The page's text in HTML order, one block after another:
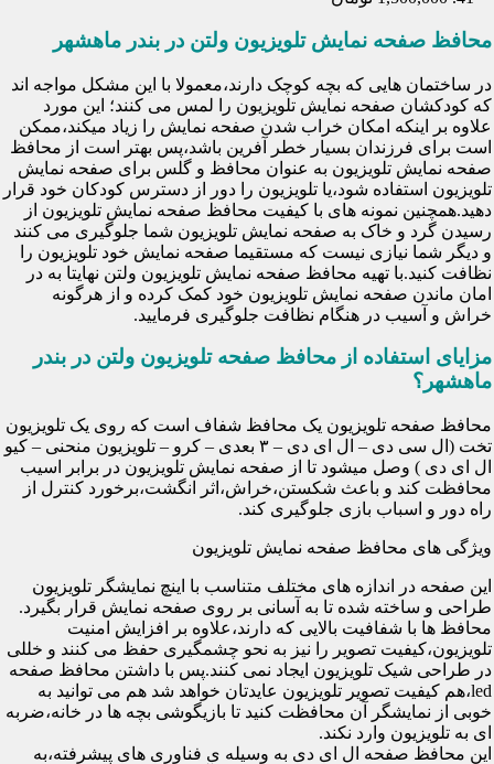
محافظ صفحه نمایش تلویزیون ولتن در بندر ماهشهر
در ساختمان هایی که بچه کوچک دارند،معمولا با این مشکل مواجه اند
که کودکشان صفحه نمایش تلویزیون را لمس می کنند؛ این مورد
علاوه بر اینکه امکان خراب شدن صفحه نمایش را زیاد میکند،ممکن
است برای فرزندان بسیار خطر آفرین باشد،پس بهتر است از محافظ
صفحه نمایش تلویزیون به عنوان محافظ و گلس برای صفحه نمایش
تلویزیون استفاده شود،یا تلویزیون را دور از دسترس کودکان خود قرار
دهید.همچنین نمونه های با کیفیت محافظ صفحه نمایش تلویزیون از
رسیدن گرد و خاک به صفحه نمایش تلویزیون شما جلوگیری می کنند
و دیگر شما نیازی نیست که مستقیما صفحه نمایش خود تلویزیون را
نظافت کنید.با تهیه محافظ صفحه نمایش تلویزیون ولتن نهایتا به در
امان ماندن صفحه نمایش تلویزیون خود کمک کرده و از هرگونه
خراش و آسیب در هنگام نظافت جلوگیری فرمایید.
مزایای استفاده از محافظ صفحه تلویزیون ولتن در بندر
ماهشهر؟
محافظ صفحه تلویزیون یک محافظ شفاف است که روی یک تلویزیون
تخت (ال سی دی – ال ای دی – ۳ بعدی – کرو – تلویزیون منحنی – کیو
ال ای دی ) وصل میشود تا از صفحه نمایش تلویزیون در برابر اسیب
محافظت کند و باعث شکستن،خراش،اثر انگشت،برخورد کنترل از
راه دور و اسباب بازی جلوگیری کند.
ویژگی های محافظ صفحه نمایش تلویزیون
این صفحه در اندازه های مختلف متناسب با اینچ نمایشگر تلویزیون
طراحی و ساخته شده تا به آسانی بر روی صفحه نمایش قرار بگیرد.
محافظ ها با شفافیت بالایی که دارند،علاوه بر افزایش امنیت
تلویزیون،کیفیت تصویر را نیز به نحو چشمگیری حفظ می کنند و خللی
در طراحی شیک تلویزیون ایجاد نمی کنند.پس با داشتن محافظ صفحه
led،هم کیفیت تصویر تلویزیون عایدتان خواهد شد هم می توانید به
خوبی از نمایشگر آن محافظت کنید تا بازیگوشی بچه ها در خانه،ضربه
ای به تلویزیون وارد نکند.
این محافظ صفحه ال ای دی به وسیله ی فناوری های پیشرفته،به